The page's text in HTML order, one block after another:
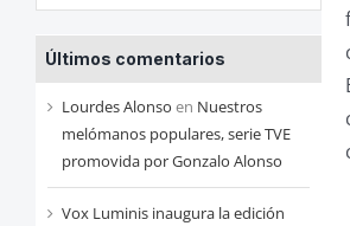
entradas
de
cada
mes
Últimos comentarios
Lourdes Alonso en Nuestros
melómanos populares, serie TVE
promovida por Gonzalo Alonso
Vox Luminis inaugura la edición